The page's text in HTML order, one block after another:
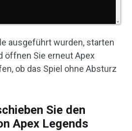
ausgeführt wurden, starten
öffnen Sie erneut Apex
ob das Spiel ohne Absturz
Sie den
Apex Legends